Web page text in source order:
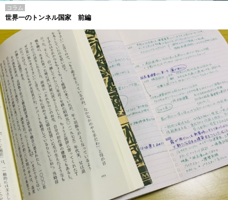
コラム
世界一のトンネル国家 前編